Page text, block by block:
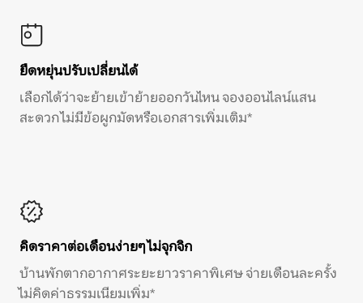
ยืดหยุ่นปรับเปลี่ยนได้
เลือกได้ว่าจะย้ายเข้าย้ายออกวันไหน จองออนไลน์แสน
สะดวก ไม่มีข้อผูกมัดหรือเอกสารเพิ่มเติม*
คิดราคาต่อเดือนง่ายๆ ไม่จุกจิก
บ้านพักตากอากาศระยะยาวราคาพิเศษ จ่ายเดือนละครั้ง
ไม่คิดค่าธรรมเนียมเพิ่ม*